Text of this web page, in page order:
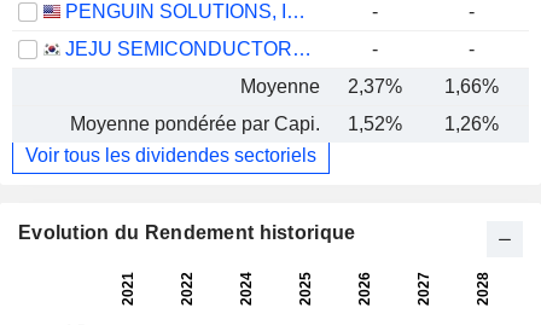
PENGUIN SOLUTIONS, INC.
-
-
JEJU SEMICONDUCTOR CORP.
-
-
Moyenne
2,37% 1,66%
Moyenne pondérée par Capi.
1,52% 1,26%
Voir tous les dividendes sectoriels
Evolution du Rendement historique